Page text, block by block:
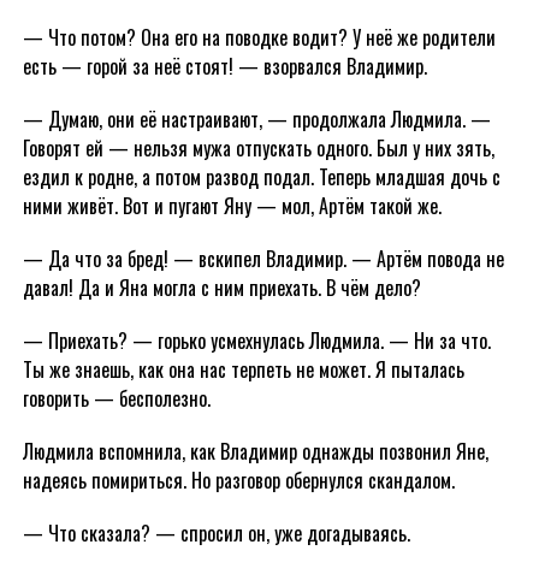
— Что потом? Она его на поводке водит? У неё же родители
есть — горой за неё стоят! — взорвался Владимир.
— Думаю, они её настраивают, — продолжала Людмила. —
Говорят ей — нельзя мужа отпускать одного. Был у них зять,
ездил к родне, а потом развод подал. Теперь младшая дочь с
ними живёт. Вот и пугают Яну — мол, Артём такой же.
— Да что за бред! — вскипел Владимир. — Артём повода не
давал! Да и Яна могла с ним приехать. В чём дело?
— Приехать? — горько усмехнулась Людмила. — Ни за что.
Ты же знаешь, как она нас терпеть не может. Я пыталась
говорить — бесполезно.
Людмила вспомнила, как Владимир однажды позвонил Яне,
надеясь помириться. Но разговор обернулся скандалом.
— Что сказала? — спросил он, уже догадываясь.